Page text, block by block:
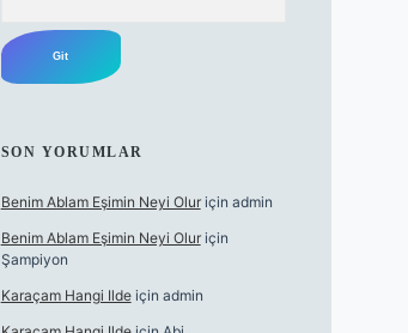
SON YORUMLAR
Benim Ablam Eşimin Neyi Oluriçin admin
Benim Ablam Eşimin Neyi Oluriçin
Şampiyon
Karaçam Hangi Ildeiçin admin